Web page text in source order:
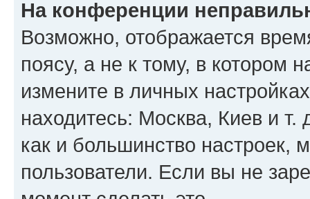
На конференции
Возможно, отображается
поясу, а не к тому, в котором
измените в личных
находитесь: Москва, Киев и т.
как и большинство настроек,
пользователи. Если вы не